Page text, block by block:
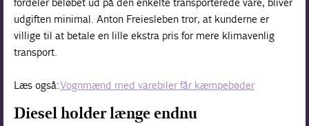
udgiften minimal. Anton Freiesleben tror, at kunderne er
villige til at betale en lille ekstra pris for mere klimavenlig
transport.
Læs også:Vognmænd med varebiler får kæmpebøder
Diesel holder længe endnu